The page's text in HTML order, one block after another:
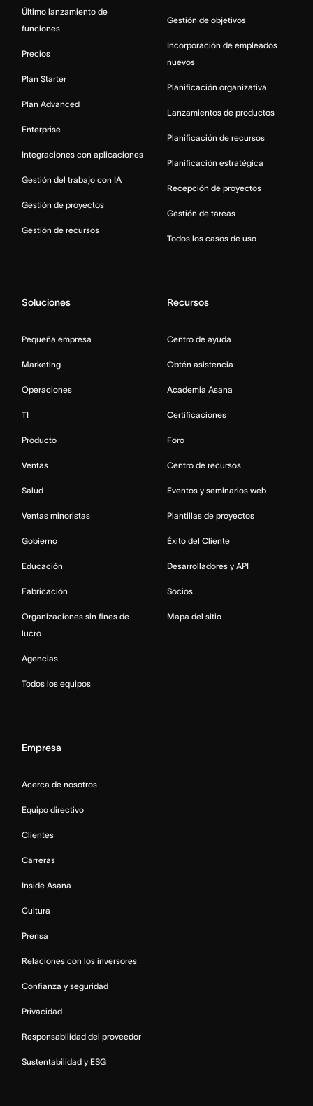
Último lanzamiento de
funciones
Precios
Plan Starter
Plan Advanced
Enterprise
Integraciones con aplicaciones
Gestión del trabajo con IA
Gestión de proyectos
Gestión de recursos
Gestión de objetivos
Incorporación de empleados
nuevos
Planificación organizativa
Lanzamientos de productos
Planificación de recursos
Planificación estratégica
Recepción de proyectos
Gestión de tareas
Todos los casos de uso
Soluciones
Pequeña empresa
Marketing
Operaciones
TI
Producto
Ventas
Salud
Ventas minoristas
Gobierno
Educación
Fabricación
Organizaciones sin fines de
lucro
Agencias
Todos los equipos
Recursos
Centro de ayuda
Obtén asistencia
Academia Asana
Certificaciones
Foro
Centro de recursos
Eventos y seminarios web
Plantillas de proyectos
Éxito del Cliente
Desarrolladores y API
Socios
Mapa del sitio
Empresa
Acerca de nosotros
Equipo directivo
Clientes
Carreras
Inside Asana
Cultura
Prensa
Relaciones con los inversores
Confianza y seguridad
Privacidad
Responsabilidad del proveedor
Sustentabilidad y ESG